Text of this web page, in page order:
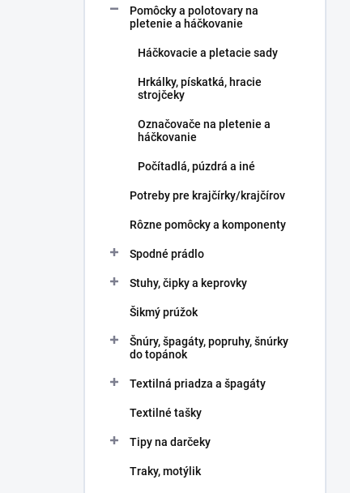
Pomôcky a polotovary na
pletenie a háčkovanie
Háčkovacie a pletacie sady
Hrkálky, pískatká, hracie
strojčeky
Označovače na pletenie a
háčkovanie
Počítadlá, púzdrá a iné
Potreby pre krajčírky/krajčírov
Rôzne pomôcky a komponenty
Spodné prádlo
Stuhy, čipky a keprovky
Šikmý prúžok
Šnúry, špagáty, popruhy, šnúrky
do topánok
Textilná priadza a špagáty
Textilné tašky
Tipy na darčeky
Traky, motýlik